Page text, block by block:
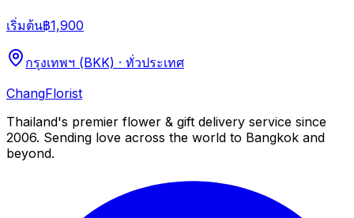
เริ่มต้น฿1,900
กรุงเทพฯ (BKK) · ทั่วประเทศ
ChangFlorist
Thailand's premier flower & gift delivery service since
2006. Sending love across the world to Bangkok and
beyond.